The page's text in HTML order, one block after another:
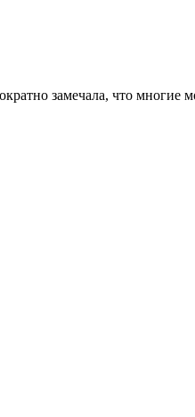
замечала, что многие